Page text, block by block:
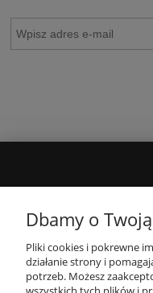
Dbamy o
Pliki cookies i pokrewne
działanie strony i
potrzeb. Możesz